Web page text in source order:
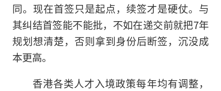
同。现在首签只是起点，续签才是硬仗。与
其纠结首签能不能批，不如在递交前就把7年
规划想清楚，否则拿到身份后断签，沉没成
本更高。
香港各类人才入境政策每年均有调整，